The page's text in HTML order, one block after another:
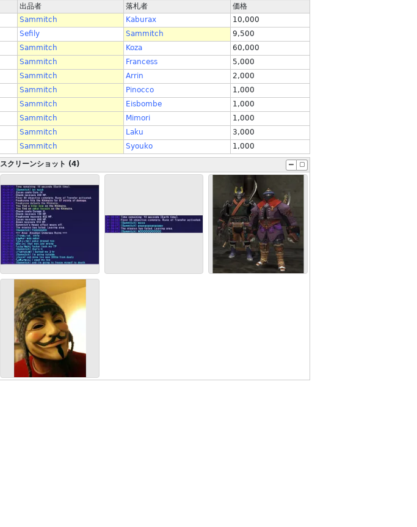
出品者 落札者
価格
Sammitch Kaburax
10,000
Sefily Sammitch
9,500
Sammitch Koza
60,000
Sammitch Francess
5,000
Sammitch Arrin
2,000
Sammitch Pinocco
1,000
Sammitch Eisbombe
1,000
Sammitch Mimori
1,000
Sammitch Laku
3,000
Sammitch Syouko 1,000
スクリーンショット (4)